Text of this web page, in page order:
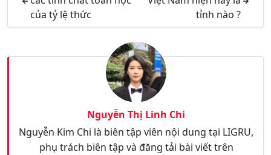
của tỷ lệ thức
tỉnh nào ?
Nguyễn Thị Linh Chi
Nguyễn Kim Chi là biên tập viên nội dung tại LIGRU,
phụ trách biên tập và đăng tải bài viết trên